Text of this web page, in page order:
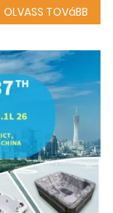
OLVASS TOVáBB